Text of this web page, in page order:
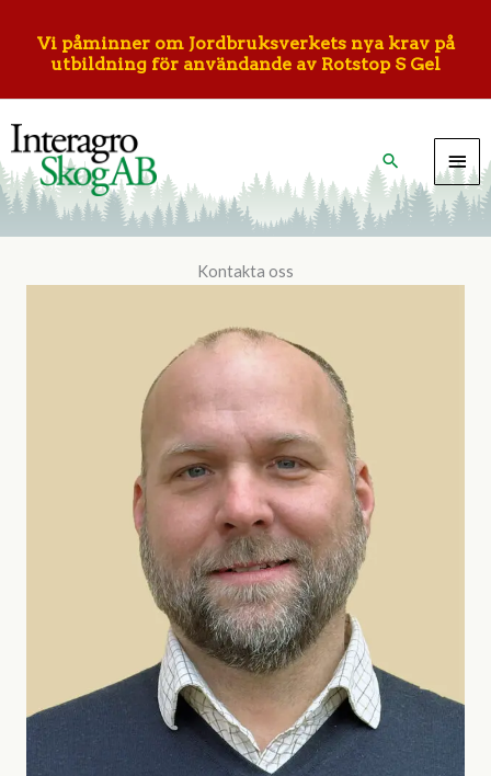
innehåll
Vi påminner om Jordbruksverkets nya krav på
utbildning för användande av Rotstop S Gel
Sök
Kontakta oss